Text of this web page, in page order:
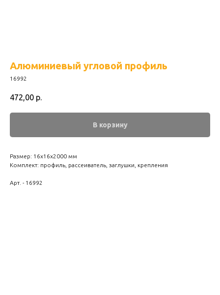
Алюминиевый угловой профиль
16992
472,00 р.
В корзину
Размер: 16х16х2000 мм
Комплект: профиль, рассеиватель, заглушки, крепления
Арт. - 16992